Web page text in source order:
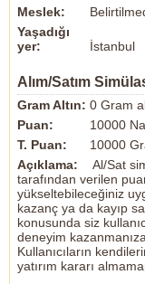
Meslek:
Yaşadığı
yer:
İstanbul
Alım/Satım
Gram Altın: 0 Gram
Puan:
10000
T. Puan:
10000
Açıklama:
Al/Sat
tarafından verilen
yükseltebileceğiniz
kazanç ya da kayıp
konusunda siz
deneyim
Kullanıcıların
yatırım kararı